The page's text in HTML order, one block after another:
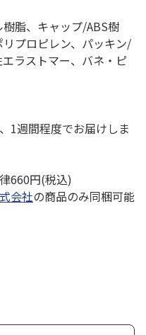
脂、キャップ/ABS樹
プロピレン、パッキン/
ラストマー、バネ・ピ
1週間程度でお届けしま
660円(税込)
会社の商品のみ同梱可能